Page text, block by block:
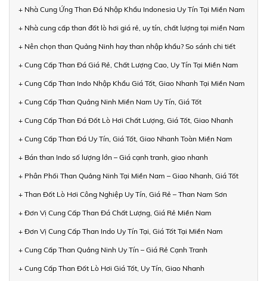
+ Nhà Cung Ứng Than Đá Nhập Khẩu Indonesia Uy Tín Tại Miền Nam
+ Nhà cung cấp than đốt lò hơi giá rẻ, uy tín, chất lượng tại miền Nam
+ Nên chọn than Quảng Ninh hay than nhập khẩu? So sánh chi tiết
+ Cung Cấp Than Đá Giá Rẻ, Chất Lượng Cao, Uy Tín Tại Miền Nam
+ Cung Cấp Than Indo Nhập Khẩu Giá Tốt, Giao Nhanh Tại Miền Nam
+ Cung Cấp Than Quảng Ninh Miền Nam Uy Tín, Giá Tốt
+ Cung Cấp Than Đá Đốt Lò Hơi Chất Lượng, Giá Tốt, Giao Nhanh
+ Cung Cấp Than Đá Uy Tín, Giá Tốt, Giao Nhanh Toàn Miền Nam
+ Bán than Indo số lượng lớn – Giá cạnh tranh, giao nhanh
+ Phân Phối Than Quảng Ninh Tại Miền Nam – Giao Nhanh, Giá Tốt
+ Than Đốt Lò Hơi Công Nghiệp Uy Tín, Giá Rẻ – Than Nam Sơn
+ Đơn Vị Cung Cấp Than Đá Chất Lượng, Giá Rẻ Miền Nam
+ Đơn Vị Cung Cấp Than Indo Uy Tín Tại, Giá Tốt Tại Miền Nam
+ Cung Cấp Than Quảng Ninh Uy Tín – Giá Rẻ Cạnh Tranh
+ Cung Cấp Than Đốt Lò Hơi Giá Tốt, Uy Tín, Giao Nhanh